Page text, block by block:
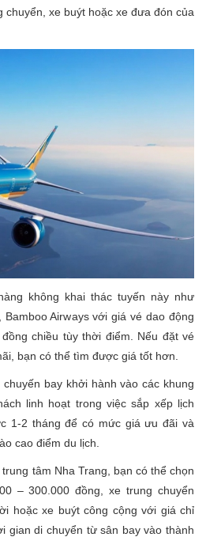
chuyển, xe buýt hoặc xe đưa đón của
không khai thác tuyến này như
Bamboo Airways với giá vé dao động
chiều tùy thời điểm. Nếu đặt vé
bạn có thể tìm được giá tốt hơn.
bay khởi hành vào các khung
linh hoạt trong việc sắp xếp lịch
1-2 tháng để có mức giá ưu đãi và
cao điểm du lịch.
tâm Nha Trang, bạn có thể chọn
– 300.000 đồng, xe trung chuyển
hoặc xe buýt công cộng với giá chỉ
gian di chuyển từ sân bay vào thành